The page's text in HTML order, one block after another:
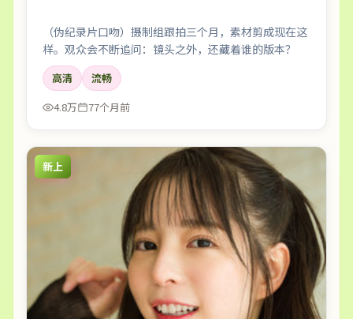
（伪纪录片口吻）摄制组跟拍三个月，素材剪成现在这
样。观众会不断追问：镜头之外，还藏着谁的版本？
高清
流畅
4.8万
77个月前
新上